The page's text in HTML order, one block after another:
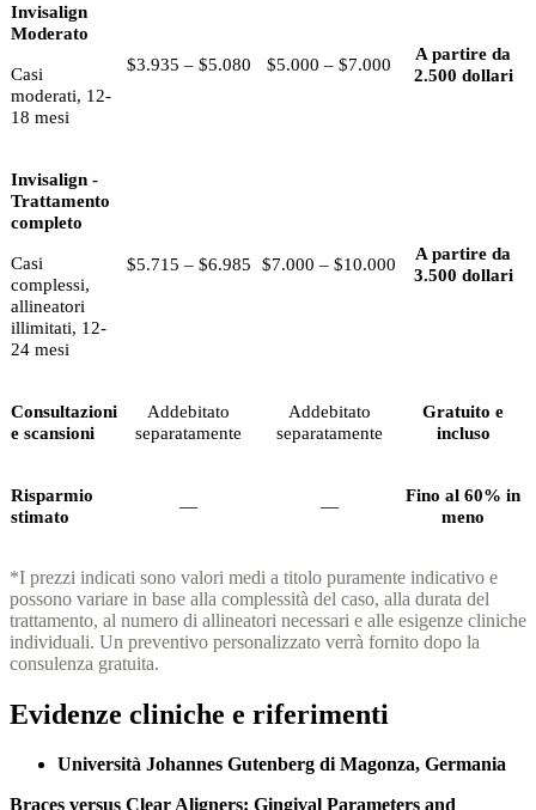
Invisalign
Moderato
Casi
moderati, 12-
18 mesi
$3.935 – $5.080 $5.000 – $7.000
A partire da
2.500 dollari
Invisalign -
Trattamento
completo
Casi
complessi,
allineatori
illimitati, 12-
24 mesi
$5.715 – $6.985 $7.000 – $10.000
A partire da
3.500 dollari
Consultazioni
e scansioni
Addebitato
separatamente
Addebitato
separatamente
Gratuito e
incluso
Risparmio
stimato
— —
Fino al 60% in
meno
*I prezzi indicati sono valori medi a titolo puramente indicativo e
possono variare in base alla complessità del caso, alla durata del
trattamento, al numero di allineatori necessari e alle esigenze cliniche
individuali. Un preventivo personalizzato verrà fornito dopo la
consulenza gratuita.
Evidenze cliniche e riferimenti
Università Johannes Gutenberg di Magonza, Germania
Braces versus Clear Aligners: Gingival Parameters and